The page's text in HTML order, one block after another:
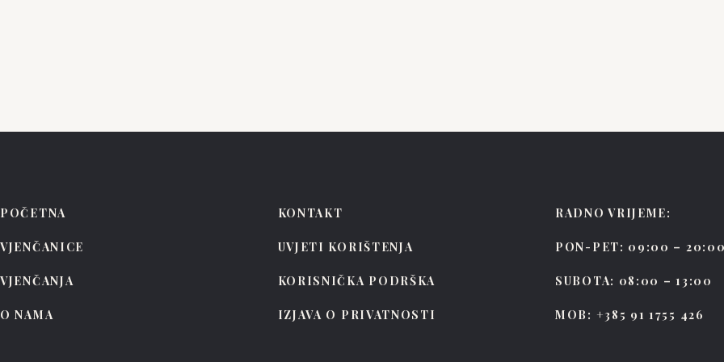
POČETNA
VJENČANICE
VJENČANJA
O NAMA
KONTAKT
UVJETI KORIŠTENJA
KORISNIČKA PODRŠKA
IZJAVA O PRIVATNOSTI
RADNO VRIJEME:
PON-PET: 09:00 – 20:00
SUBOTA: 08:00 – 13:00
MOB: +385 91 1755 426